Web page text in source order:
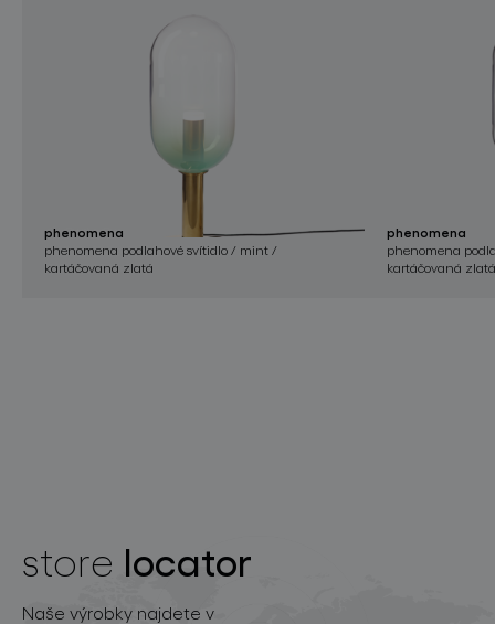
phenomena
phenomena podlahové svítidlo / mint /
kartáčovaná zlatá
phenomena
phenomena
kartáčovaná zlatá
store locator
Naše výrobky najdete v